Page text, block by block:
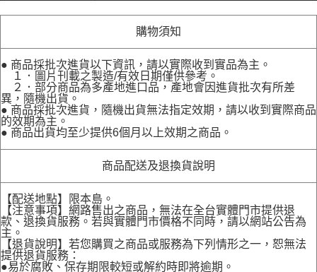
購物須知
● 商品採批次進貨以下資訊，請以實際收到實品為主。
１．圖片刊載之製造/有效日期僅供參考。
２．部分商品為多產地進口品，產地會因進貨批次有所差
異，隨機出貨。
● 商品採批次進貨，隨機出貨無法指定效期，請以收到實際商品
的效期為主。
● 商品出貨均至少提供6個月以上效期之商品。
商品配送及退換貨說明
【配送地點】限本島。
【注意事項】網路售出之商品，無法在全台實體門市提供退
款、退換貨服務。若與實體門市價格不同時，請以網站公告為
主。
【退貨說明】若您購買之商品或服務為下列情形之一，恕無法
提供退貨服務：
●易於腐敗、保存期限較短或解約時即將逾期。